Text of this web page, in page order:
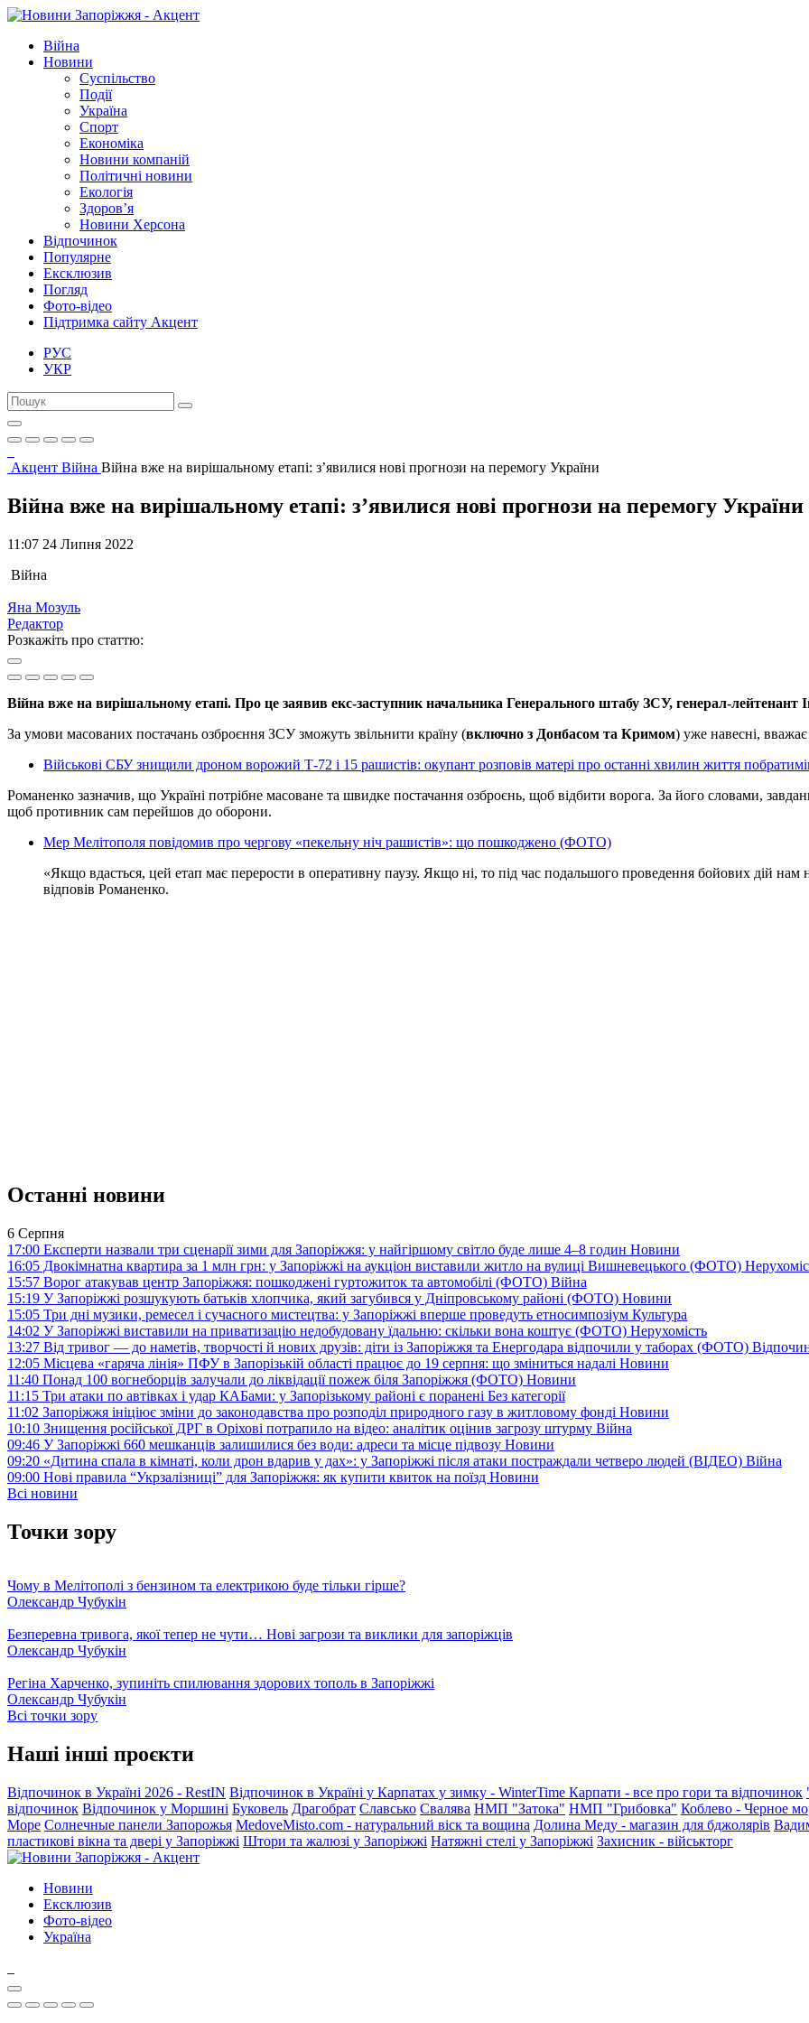
Війна
Новини
Суспільство
Події
Україна
Спорт
Економіка
Новини компаній
Політичні новини
Екологія
Здоров’я
Новини Херсона
Відпочинок
Популярне
Ексклюзив
Погляд
Фото-відео
Підтримка сайту Акцент
РУС
УКР
Акцент Війна Війна вже на вирішальному етапі: з’явилися нові прогнози на перемогу України
Війна вже на вирішальному етапі: з’явилися нові прогнози на перемогу України
11:07 24 Липня 2022
Війна
Яна Мозуль
Редактор
Розкажіть про статтю:
Війна вже на вирішальному етапі. Про це заявив екс-заступник начальника Генерального штабу ЗСУ, генерал-лейтенант
За умови масованих постачань озброєння ЗСУ зможуть звільнити країну (включно з Донбасом та Кримом) уже навесні, вважає
Військові СБУ знищили дроном ворожий Т-72 і 15 рашистів: окупант розповів матері про останні хвилин життя
Романенко зазначив, що Україні потрібне масоване та швидке постачання озброєнь, щоб відбити ворога. За його словами,
щоб противник сам перейшов до оборони.
Мер Мелітополя повідомив про чергову «пекельну ніч рашистів»: що пошкоджено (ФОТО)
«Якщо вдасться, цей етап має перерости в оперативну паузу. Якщо ні, то під час подальшого проведення бойових дій нам
відповів Романенко.
Останні новини
6 Серпня
17:00 Експерти назвали три сценарії зими для Запоріжжя: у найгіршому світло буде лише 4–8 годин Новини
16:05 Двокімнатна квартира за 1 млн грн: у Запоріжжі на аукціон виставили житло на вулиці Вишневецького (ФОТО)
15:57 Ворог атакував центр Запоріжжя: пошкоджені гуртожиток та автомобілі (ФОТО) Війна
15:19 У Запоріжжі розшукують батьків хлопчика, який загубився у Дніпровському районі (ФОТО) Новини
15:05 Три дні музики, ремесел і сучасного мистецтва: у Запоріжжі вперше проведуть етносимпозіум Культура
14:02 У Запоріжжі виставили на приватизацію недобудовану їдальню: скільки вона коштує (ФОТО) Нерухомість
13:27 Від тривог — до наметів, творчості й нових друзів: діти із Запоріжжя та Енергодара відпочили у таборах (ФОТО)
12:05 Місцева «гаряча лінія» ПФУ в Запорізькій області працює до 19 серпня: що зміниться надалі Новини
11:40 Понад 100 вогнеборців залучали до ліквідації пожеж біля Запоріжжя (ФОТО) Новини
11:15 Три атаки по автівках і удар КАБами: у Запорізькому районі є поранені Без категорії
11:02 Запоріжжя ініціює зміни до законодавства про розподіл природного газу в житловому фонді Новини
10:10 Знищення російської ДРГ в Оріхові потрапило на відео: аналітик оцінив загрозу штурму Війна
09:46 У Запоріжжі 660 мешканців залишилися без води: адреси та місце підвозу Новини
09:20 «Дитина спала в кімнаті, коли дрон вдарив у дах»: у Запоріжжі після атаки постраждали четверо людей (ВІДЕО) Війна
09:00 Нові правила “Укрзалізниці” для Запоріжжя: як купити квиток на поїзд Новини
Всі новини
Точки зору
Чому в Мелітополі з бензином та електрикою буде тільки гірше?
Олександр Чубукін
Безперевна тривога, якої тепер не чути… Нові загрози та виклики для запоріжців
Олександр Чубукін
Регіна Харченко, зупиніть спилювання здорових тополь в Запоріжжі
Олександр Чубукін
Всі точки зору
Наші інші проєкти
Відпочинок в Україні 2026 - RestIN Відпочинок в Україні у Карпатах у зимку - WinterTime Карпати - все про гори та відпочинок
відпочинок Відпочинок у Моршині Буковель Драгобрат Славсько Свалява НМП "Затока" НМП "Грибовка" Коблево - Черное
Море Солнечные панели Запорожья MedoveMisto.com - натуральний віск та вощина Долина Меду - магазин для бджолярів
пластикові вікна та двері у Запоріжжі Штори та жалюзі у Запоріжжі Натяжні стелі у Запоріжжі Захисник - військторг
Новини
Ексклюзив
Фото-відео
Україна